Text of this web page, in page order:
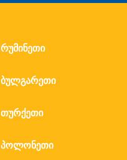
რუმინეთი
ბულგარეთი
თურქეთი
პოლონეთი